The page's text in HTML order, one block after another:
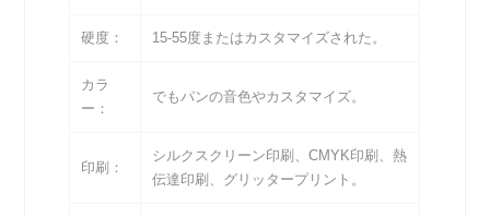
硬度： 15-55度またはカスタマイズされた。
カラ
ー：
でもパンの音色やカスタマイズ。
印刷：
シルクスクリーン印刷、CMYK印刷、熱
伝達印刷、グリッタープリント。